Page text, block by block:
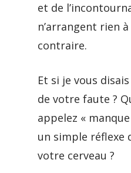
et de
n’arrangent rien à
contraire.
Et si je vous
de votre faute ?
appelez «
un simple réflexe
votre cerveau ?